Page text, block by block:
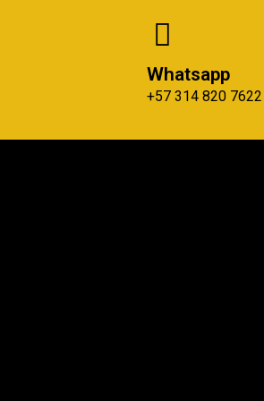
Whatsapp
+57 314 820 7622